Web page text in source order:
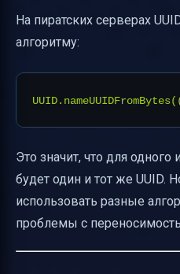
На пиратских серверах
алгоритму:
Это значит, что для одного
будет один и тот же UUID.
использовать разные
проблемы с